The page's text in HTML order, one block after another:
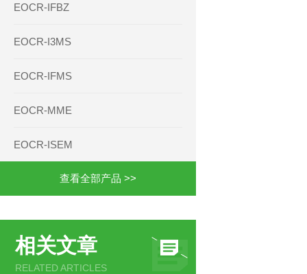
EOCR-IFBZ
EOCR-I3MS
EOCR-IFMS
EOCR-MME
EOCR-ISEM
查看全部产品 >>
相关文章
RELATED ARTICLES